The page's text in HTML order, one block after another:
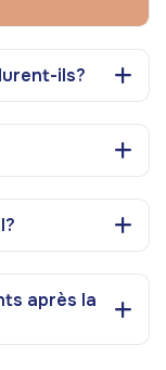
ils?
après la